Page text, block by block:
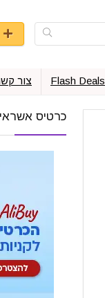
Flash Deals צור
כרטיס אשראי AliBuy